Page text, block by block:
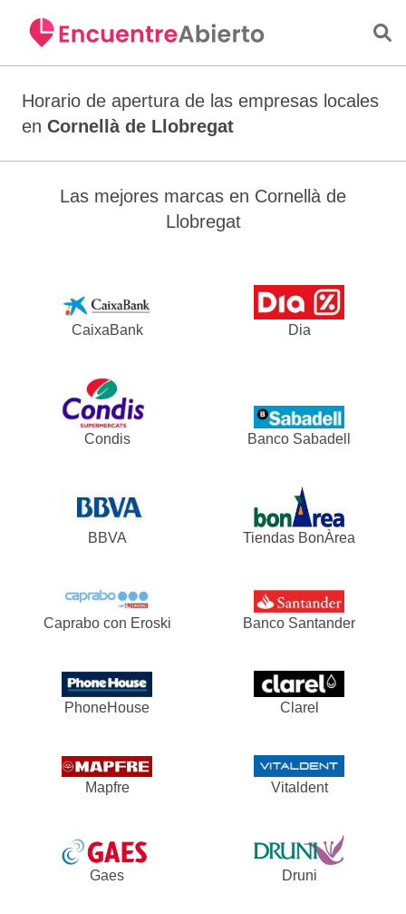
Horario de apertura de las empresas locales
en Cornellà de Llobregat
Las mejores marcas en Cornellà de
Llobregat
CaixaBank Dia
Condis Banco Sabadell
BBVA Tiendas BonÀrea
Caprabo con Eroski Banco Santander
PhoneHouse Clarel
Mapfre Vitaldent
Gaes Druni